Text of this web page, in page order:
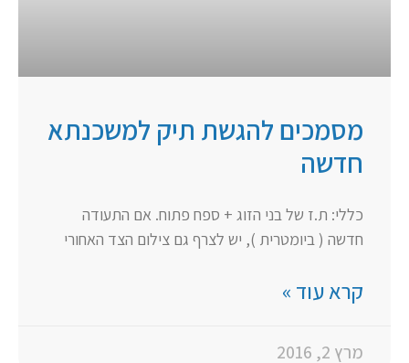
מסמכים להגשת תיק למשכנתא
חדשה
כללי: ת.ז של בני הזוג + ספח פתוח. אם התעודה
חדשה ( ביומטרית ), יש לצרף גם צילום הצד האחורי
קרא עוד »
מרץ 2, 2016